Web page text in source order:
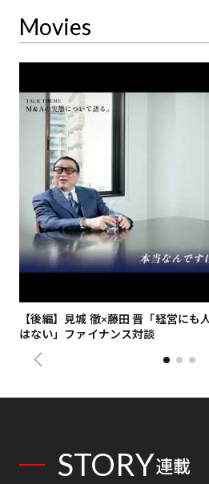
Movies
【後編】見城 徹×藤田 晋「経営にも
はない」ファイナンス対談
STORY連載